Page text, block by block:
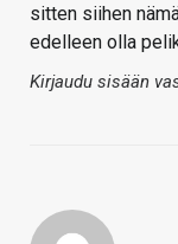
sitten siihen
edelleen olla
Kirjaudu sisään